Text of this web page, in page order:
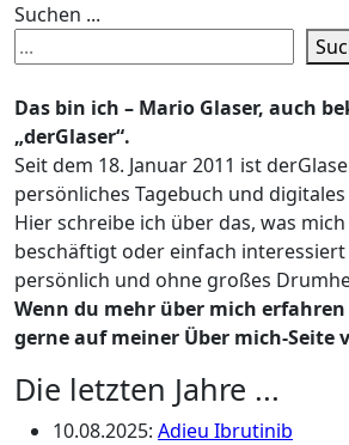
Suchen ...
Das bin ich – Mario Glaser, auch
„derGlaser“.
Seit dem 18. Januar 2011 ist
persönliches Tagebuch und
Hier schreibe ich über das, was
beschäftigt oder einfach interessiert
persönlich und ohne großes
Wenn du mehr über mich
gerne auf meiner Über mich-Seite
Die letzten Jahre ...
10.08.2025: Adieu Ibrutinib